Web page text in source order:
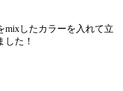
mixしたカラーを入れて立
た！